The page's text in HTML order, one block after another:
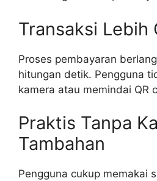
Transaksi Lebih
Proses pembayaran
hitungan detik. Pengguna
kamera atau memindai QR
Praktis Tanpa
Tambahan
Pengguna cukup memakai